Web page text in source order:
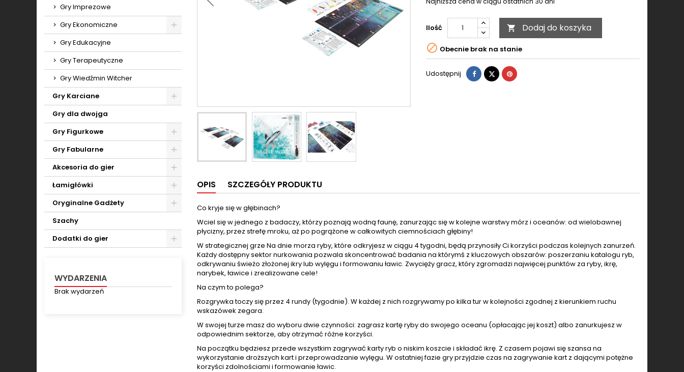
Toggle
Gry Imprezowe
Gry Ekonomiczne
Gry Edukacyjne
Gry Terapeutyczne
Gry Wiedźmin Witcher
Gry Karciane
Toggle
Gry dla dwojga
Gry Figurkowe
Toggle
Gry Fabularne
Toggle
Akcesoria do gier
Toggle
Łamigłówki
Oryginalne Gadżety
Szachy
Dodatki do gier
Toggle
WYDARZENIA
Brak wydarzeń
Ilość  Dodaj do koszyka
 Obecnie brak na stanie
Udostępnij Udostępnij
TweetujPinterest
OPIS SZCZEGÓŁY PRODUKTU
Co kryje się w głębinach?
Wciel się w jednego z badaczy, którzy poznają wodną faunę, zanurzając się w kolejne warstwy mórz i oceanów: od wielobawnej
płycizny, przez strefę mroku, aż po pogrążone w całkowitych ciemnościach głębiny!
W strategicznej grze Na dnie morza ryby, które odkryjesz w ciągu 4 tygodni, będą przynosiły Ci korzyści podczas kolejnych zanurzeń.
Każdy dostępny sektor nurkowania pozwala skoncentrować badania na którymś z kluczowych obszarów: poszerzaniu katalogu ryb,
odkrywaniu świeżo złożonej ikry lub wylęgu i formowaniu ławic. Zwycięży gracz, który zgromadzi najwięcej punktów za ryby, ikrę,
narybek, ławice i zrealizowane cele!
Na czym to polega?
Rozgrywka toczy się przez 4 rundy (tygodnie). W każdej z nich rozgrywamy po kilka tur w kolejności zgodnej z kierunkiem ruchu
wskazówek zegara.
W swojej turze masz do wyboru dwie czynności: zagrasz kartę ryby do swojego oceanu (opłacając jej koszt) albo zanurkujesz w
odpowiednim sektorze, aby otrzymać różne korzyści.
Na początku będziesz przede wszystkim zagrywać karty ryb o niskim koszcie i składać ikrę. Z czasem pojawi się szansa na
wykorzystanie droższych kart i przeprowadzanie wylęgu. W ostatniej fazie gry przyjdzie czas na zagrywanie kart z dającymi potężne
korzyści zdolnościami i formowanie ławic.